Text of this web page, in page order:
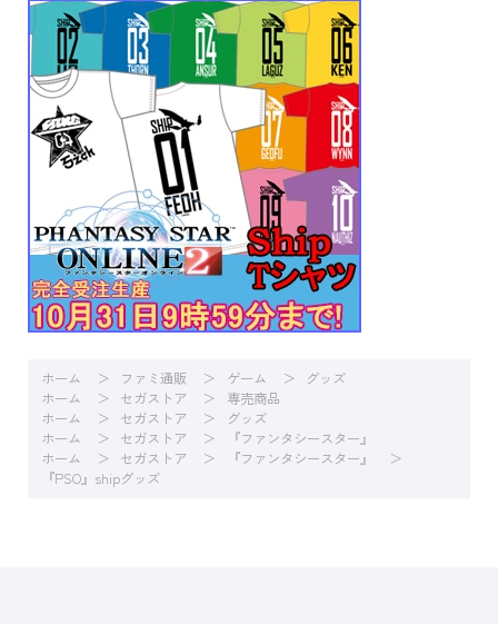
ホーム ファミ通販 ゲーム
グッズ
ホーム
セガストア
専売商品
ホーム
セガストア
グッズ
ホーム
セガストア
『ファンタシースター』
ホーム
セガストア
『ファンタシースター』
『PSO』shipグッズ